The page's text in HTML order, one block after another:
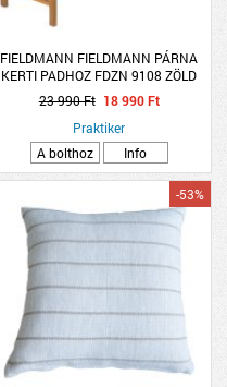
FIELDMANN FIELDMANN PÁRNA
KERTI PADHOZ FDZN 9108 ZÖLD
KOCKÁS 138X45X44X5CM
23 990 Ft 18 990 Ft
Praktiker
A bolthoz
Info
-53%